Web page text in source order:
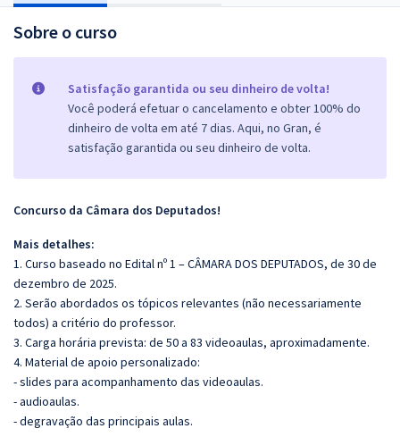
Sobre o curso
Satisfação garantida ou seu dinheiro de volta!
Você poderá efetuar o cancelamento e obter 100% do
dinheiro de volta em até 7 dias. Aqui, no Gran, é
satisfação garantida ou seu dinheiro de volta.
Concurso da Câmara dos Deputados!
Mais detalhes:
1. Curso baseado no Edital nº 1 – CÂMARA DOS DEPUTADOS, de 30 de
dezembro de 2025.
2. Serão abordados os tópicos relevantes (não necessariamente
todos) a critério do professor.
3. Carga horária prevista: de 50 a 83 videoaulas, aproximadamente.
4. Material de apoio personalizado:
- slides para acompanhamento das videoaulas.
- audioaulas.
- degravação das principais aulas.